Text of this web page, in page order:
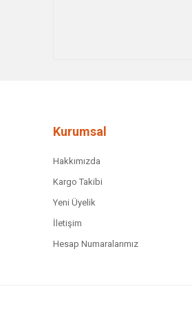
Kurumsal
Hakkımızda
Kargo Takibi
Yeni Üyelik
İletişim
Hesap Numaralarımız